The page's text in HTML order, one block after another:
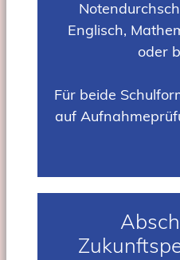
Englisch,
oder
Für beide
auf